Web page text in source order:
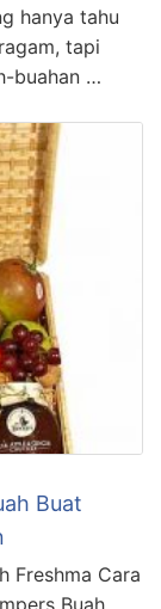
hanya tahu
tapi
buahan …
Buat
Freshma Cara